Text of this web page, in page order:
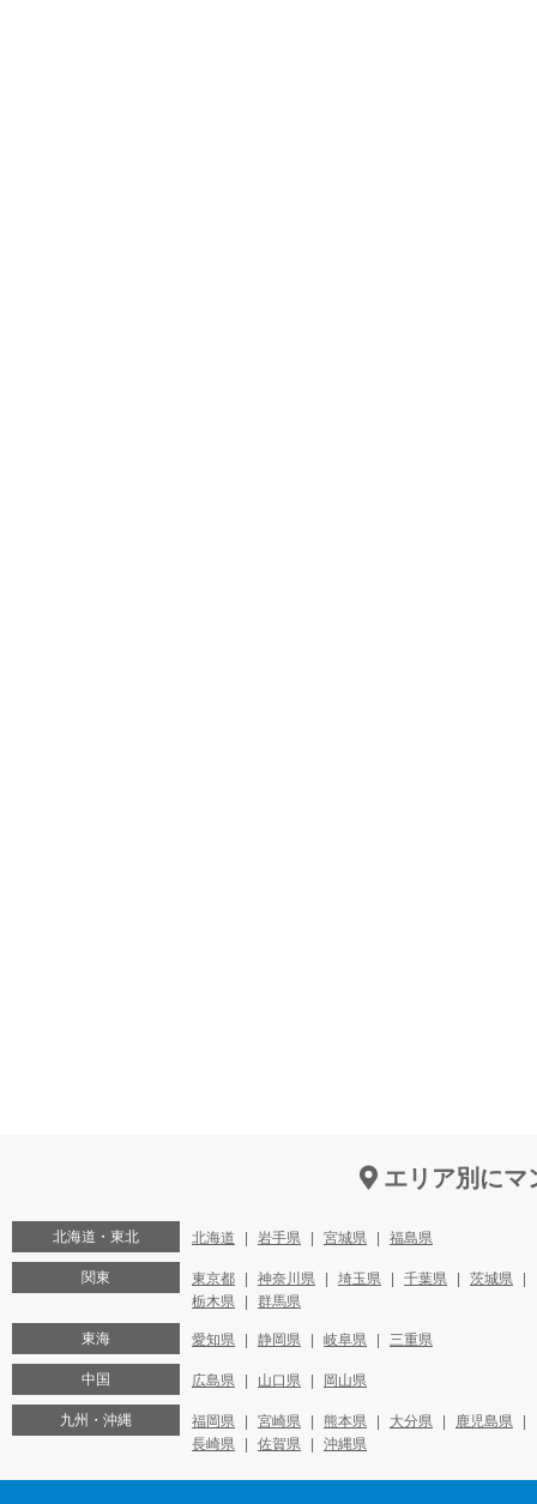
エリア別にマ
北海道・東北 北海道 岩手県 宮城県 福島県
関東 東京都 神奈川県 埼玉県 千葉県
茨城県
栃木県
群馬県
東海 愛知県 静岡県 岐阜県 三重県
中国 広島県 山口県 岡山県
九州・沖縄 福岡県 宮崎県 熊本県 大分県
鹿児島県
長崎県
佐賀県 沖縄県